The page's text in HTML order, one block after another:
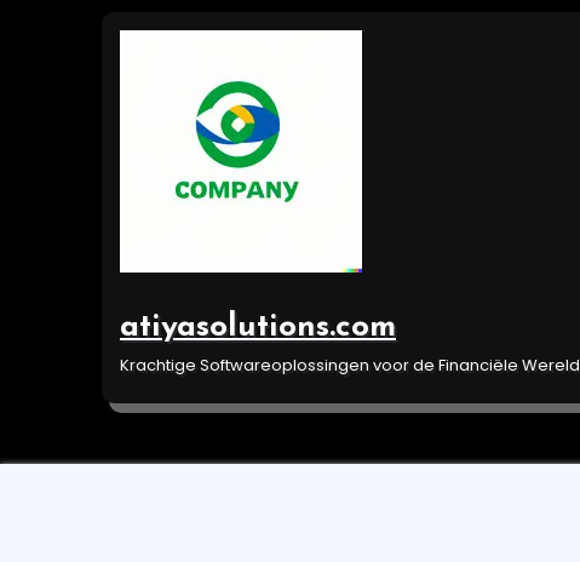
atiyasolutions.com
Krachtige Softwareoplossingen voor de Financiële Wereld